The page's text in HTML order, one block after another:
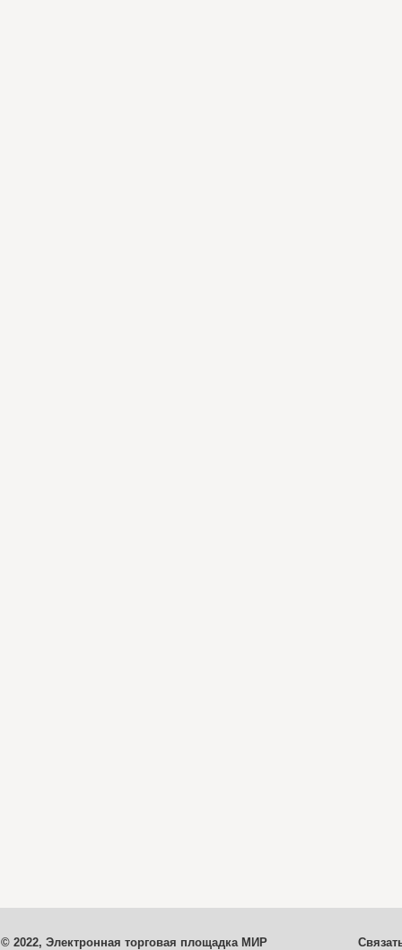
© 2022, Электронная торговая площадка МИР